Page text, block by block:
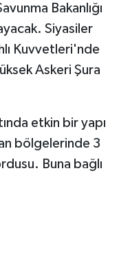
Bakanlığı
Siyasiler
Kuvvetleri'nde
Askeri Şura
etkin bir yapı
bölgelerinde 3
Buna bağlı